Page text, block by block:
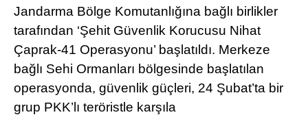
Jandarma Bölge Komutanlığına bağlı birlikler
tarafından ‘Şehit Güvenlik Korucusu Nihat
Çaprak-41 Operasyonu’ başlatıldı. Merkeze
bağlı Sehi Ormanları bölgesinde başlatılan
operasyonda, güvenlik güçleri, 24 Şubat’ta bir
grup PKK’lı teröristle karşıla